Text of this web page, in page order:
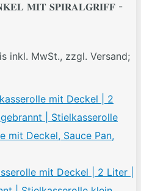
𝐌𝐈𝐓 𝐒𝐏𝐈𝐑𝐀𝐋𝐆𝐑𝐈𝐅𝐅 -
inkl. MwSt., zzgl. Versand;
mit Deckel | 2 Liter |